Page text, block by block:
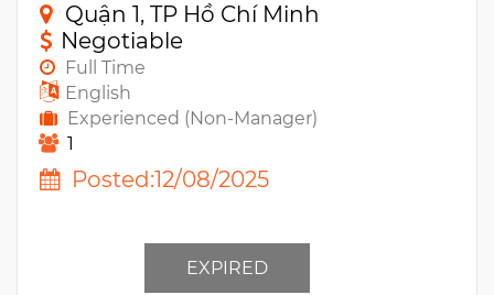
Quận 1, TP Hồ Chí Minh
Negotiable
Full Time
English
Experienced (Non-Manager)
1
Posted:12/08/2025
EXPIRED